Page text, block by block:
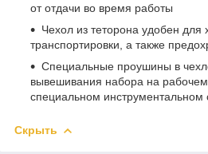
от отдачи во время работы
Чехол из теторона удобен для
транспортировки, а также
Специальные проушины в
вывешивания набора на рабочем
специальном инструментальном
Скрыть